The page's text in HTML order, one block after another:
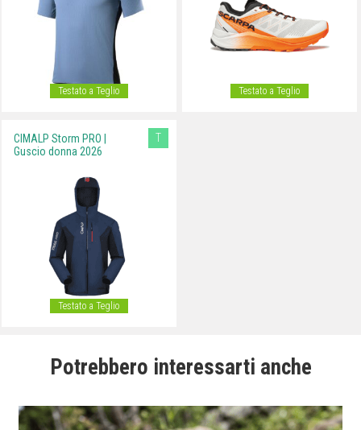
Testato a Teglio Testato a Teglio
CIMALP Storm PRO |
Guscio donna 2026
T
Testato a Teglio
Potrebbero interessarti anche